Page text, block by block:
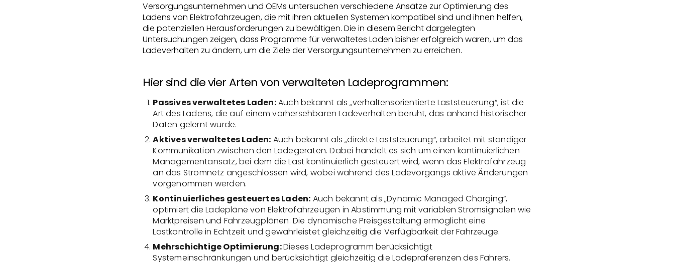
Versorgungsunternehmen und OEMs untersuchen verschiedene Ansätze zur Optimierung des
Ladens von Elektrofahrzeugen, die mit ihren aktuellen Systemen kompatibel sind und ihnen helfen,
die potenziellen Herausforderungen zu bewältigen. Die in diesem Bericht dargelegten
Untersuchungen zeigen, dass Programme für verwaltetes Laden bisher erfolgreich waren, um das
Ladeverhalten zu ändern, um die Ziele der Versorgungsunternehmen zu erreichen.
Hier sind die vier Arten von verwalteten Ladeprogrammen:
Passives verwaltetes Laden:Auch bekannt als „verhaltensorientierte Laststeuerung“, ist die
Art des Ladens, die auf einem vorhersehbaren Ladeverhalten beruht, das anhand historischer
Daten gelernt wurde.
Aktives verwaltetes Laden: Auch bekannt als „direkte Laststeuerung“, arbeitet mit ständiger
Kommunikation zwischen den Ladegeräten. Dabei handelt es sich um einen kontinuierlichen
Managementansatz, bei dem die Last kontinuierlich gesteuert wird, wenn das Elektrofahrzeug
an das Stromnetz angeschlossen wird, wobei während des Ladevorgangs aktive Änderungen
vorgenommen werden.
Kontinuierliches gesteuertes Laden: Auch bekannt als „Dynamic Managed Charging“,
optimiert die Ladepläne von Elektrofahrzeugen in Abstimmung mit variablen Stromsignalen wie
Marktpreisen und Fahrzeugplänen. Die dynamische Preisgestaltung ermöglicht eine
Lastkontrolle in Echtzeit und gewährleistet gleichzeitig die Verfügbarkeit der Fahrzeuge.
Mehrschichtige Optimierung:Dieses Ladeprogramm berücksichtigt
Systemeinschränkungen und berücksichtigt gleichzeitig die Ladepräferenzen des Fahrers.